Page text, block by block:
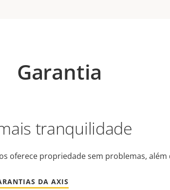
Garantia
tranquilidade
oferece propriedade sem problemas,
DA AXIS